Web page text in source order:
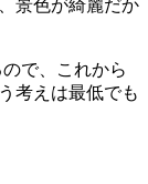
景色が綺麗だか
で、これから
考えは最低でも